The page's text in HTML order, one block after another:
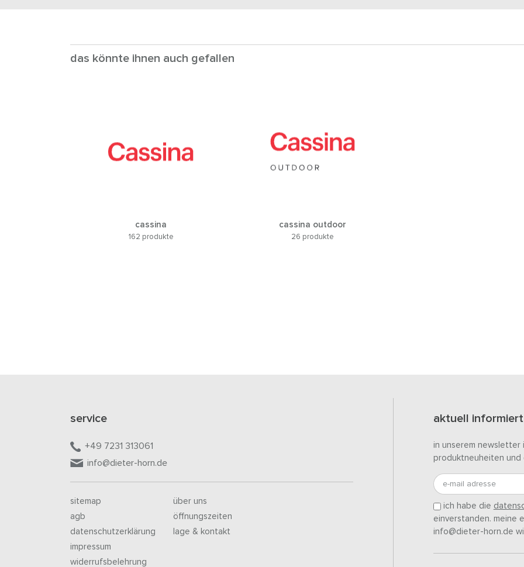
das könnte ihnen auch gefallen
cassina
162 produkte
cassina outdoor
26 produkte
service
+49 7231 313061
info@dieter-horn.de
sitemap
agb
datenschutzerklärung
impressum
widerrufsbelehrung
über uns
öffnungszeiten
lage & kontakt
aktuell informiert
in unserem newsletter
produktneuheiten und
e-mail adresse
ich habe die
einverstanden. meine
info@dieter-horn.de